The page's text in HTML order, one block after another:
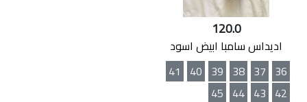
120.0
اديداس سامبا ابيض اسود
36
37
38
39
40
41
42
43
44
45